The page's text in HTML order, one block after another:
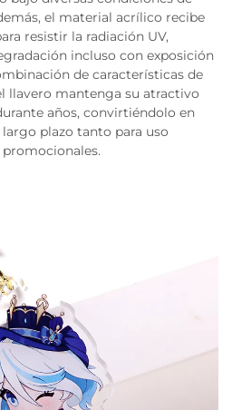
el material acrílico recibe
resistir la radiación UV,
incluso con exposición
de características de
llavero mantenga su atractivo
años, convirtiéndolo en
plazo tanto para uso